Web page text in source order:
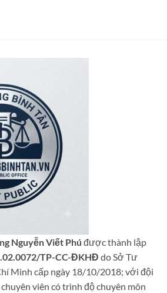
Nguyễn Viết Phú được thành lập
TP-CC-ĐKHĐ do Sở Tư
Minh cấp ngày 18/10/2018; với đội
viên có trình độ chuyên môn